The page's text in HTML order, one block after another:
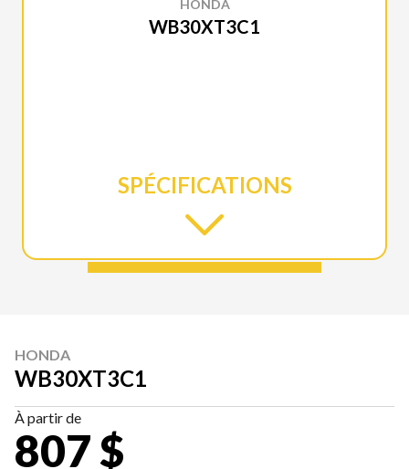
HONDA
WB30XT3C1
SPÉCIFICATIONS
HONDA
WB30XT3C1
À partir de
807 $